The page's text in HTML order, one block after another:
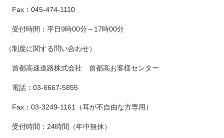
Fax：045-474-1110
受付時間：平日9時00分～17時00分
（制度に関する問い合わせ）
首都高速道路株式会社 首都高お客様センター
電話：03-6667-5855
Fax：03-3249-1161（耳が不自由な方専用）
受付時間：24時間（年中無休）